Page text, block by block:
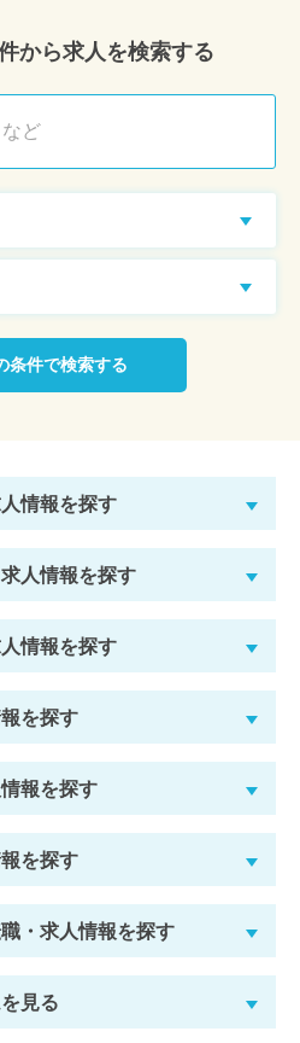
から求人を検索する
条件で検索する
情報を探す
人情報を探す
情報を探す
を探す
報を探す
を探す
・求人情報を探す
見る